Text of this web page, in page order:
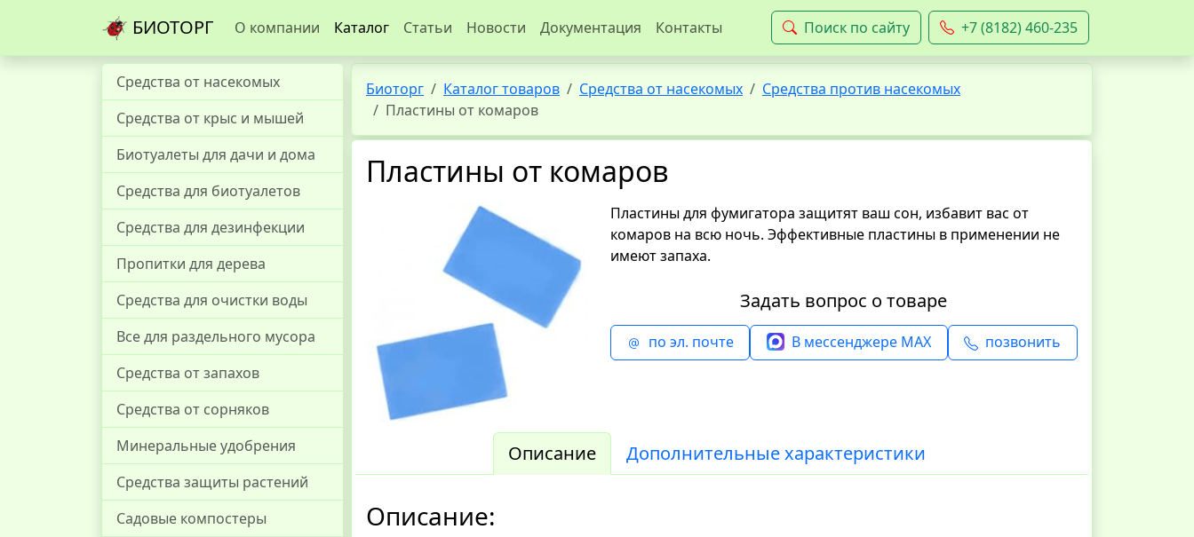
БИОТОРГ О компании Каталог Статьи Новости Документация Контакты Поиск по сайту +7 (8182) 460-235
Средства от насекомых
Средства от крыс и мышей
Биотуалеты для дачи и дома
Средства для биотуалетов
Средства для дезинфекции
Пропитки для дерева
Средства для очистки воды
Все для раздельного мусора
Средства от запахов
Средства от сорняков
Минеральные удобрения
Средства защиты растений
Садовые компостеры
Биоторг Каталог товаров Средства от насекомых
Средства против насекомых
Пластины от комаров
Пластины от комаров
Пластины для фумигатора защитят ваш сон, избавит вас от
комаров на всю ночь. Эффективные пластины в применении не
имеют запаха.
Задать вопрос о товаре
по эл. почте В мессенджере MAX позвонить
Описание Дополнительные характеристики
Описание: